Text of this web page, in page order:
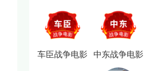
车臣战争电影 中东战争电影